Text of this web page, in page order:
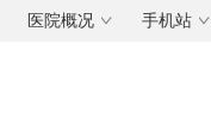
医院概况 手机站